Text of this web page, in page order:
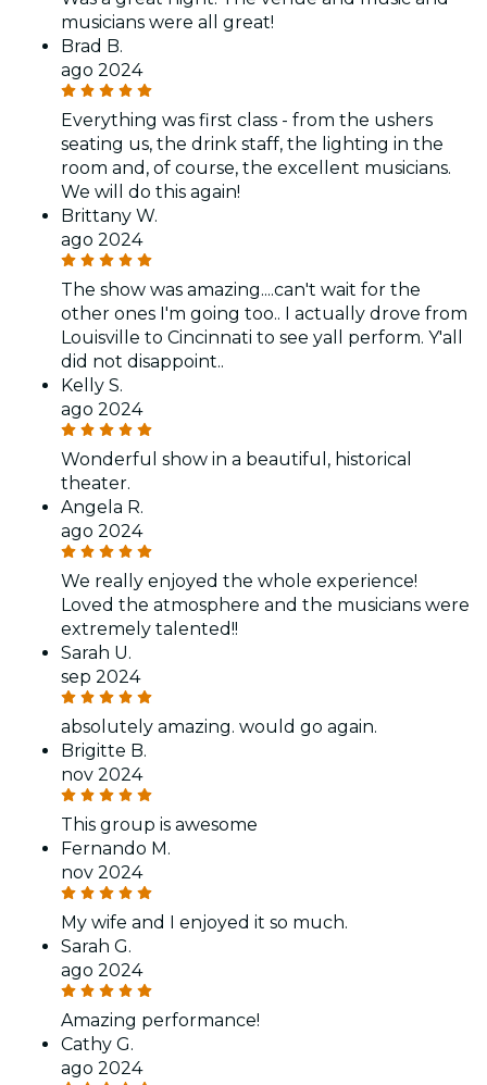
musicians were all great!
Brad B.
ago 2024
Everything was first class - from the ushers
seating us, the drink staff, the lighting in the
room and, of course, the excellent musicians.
We will do this again!
Brittany W.
ago 2024
The show was amazing....can't wait for the
other ones I'm going too.. I actually drove from
Louisville to Cincinnati to see yall perform. Y'all
did not disappoint..
Kelly S.
ago 2024
Wonderful show in a beautiful, historical
theater.
Angela R.
ago 2024
We really enjoyed the whole experience!
Loved the atmosphere and the musicians were
extremely talented!!
Sarah U.
sep 2024
absolutely amazing. would go again.
Brigitte B.
nov 2024
This group is awesome
Fernando M.
nov 2024
My wife and I enjoyed it so much.
Sarah G.
ago 2024
Amazing performance!
Cathy G.
ago 2024